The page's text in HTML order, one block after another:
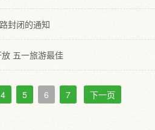
封闭的通知
五一旅游最佳
4 5 6 7 下一页